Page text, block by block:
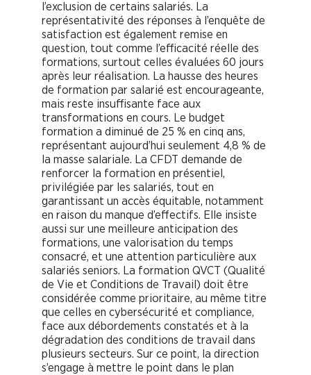
l’exclusion de certains salariés. La
représentativité des réponses à l’enquête de
satisfaction est également remise en
question, tout comme l’efficacité réelle des
formations, surtout celles évaluées 60 jours
après leur réalisation. La hausse des heures
de formation par salarié est encourageante,
mais reste insuffisante face aux
transformations en cours. Le budget
formation a diminué de 25 % en cinq ans,
représentant aujourd’hui seulement 4,8 % de
la masse salariale. La CFDT demande de
renforcer la formation en présentiel,
privilégiée par les salariés, tout en
garantissant un accès équitable, notamment
en raison du manque d’effectifs. Elle insiste
aussi sur une meilleure anticipation des
formations, une valorisation du temps
consacré, et une attention particulière aux
salariés seniors. La formation QVCT (Qualité
de Vie et Conditions de Travail) doit être
considérée comme prioritaire, au même titre
que celles en cybersécurité et compliance,
face aux débordements constatés et à la
dégradation des conditions de travail dans
plusieurs secteurs. Sur ce point, la direction
s’engage à mettre le point dans le plan